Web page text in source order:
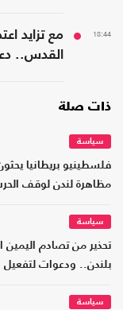
18:44
مع تزايد
القدس..
ذات صلة
سياسة
فلسطينيو بريطانيا
مظاهرة لندن لوقف
سياسة
تحذير من تصادم
بلندن.. ودعوات لتفعيل
سياسة